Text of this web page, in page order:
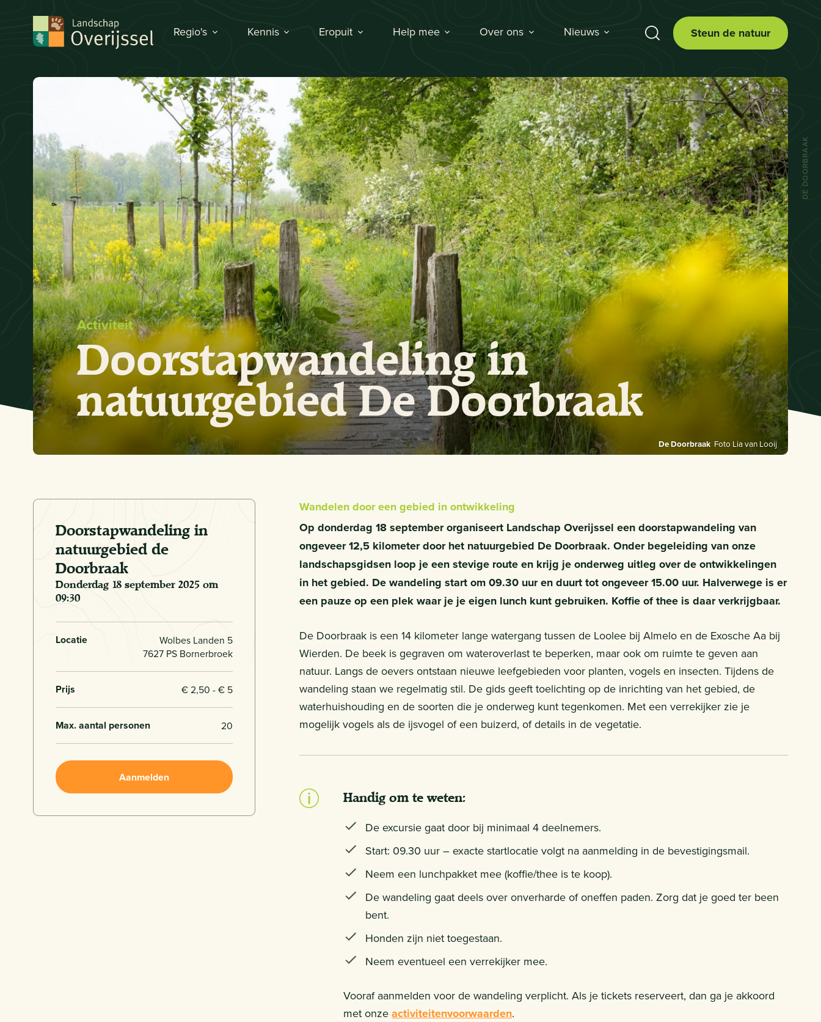
Regio's Kennis Eropuit Help mee Over ons Nieuws Steun de natuur
Activiteit
Doorstapwandeling in
natuurgebied De Doorbraak
De Doorbraak Foto Lia van Looij
DE DOORBRAAK
Doorstapwandeling in
natuurgebied de
Doorbraak
donderdag 18 september 2025 om
09:30
Locatie
Wolbes Landen 5
7627 PS Bornerbroek
Prijs € 2,50 - € 5
Max. aantal personen 20
Aanmelden
Wandelen door een gebied in ontwikkeling
Op donderdag 18 september organiseert Landschap Overijssel een doorstapwandeling van
ongeveer 12,5 kilometer door het natuurgebied De Doorbraak. Onder begeleiding van onze
landschapsgidsen loop je een stevige route en krijg je onderweg uitleg over de ontwikkelingen
in het gebied. De wandeling start om 09.30 uur en duurt tot ongeveer 15.00 uur. Halverwege is er
een pauze op een plek waar je je eigen lunch kunt gebruiken. Koffie of thee is daar verkrijgbaar.
De Doorbraak is een 14 kilometer lange watergang tussen de Loolee bij Almelo en de Exosche Aa bij
Wierden. De beek is gegraven om wateroverlast te beperken, maar ook om ruimte te geven aan
natuur. Langs de oevers ontstaan nieuwe leefgebieden voor planten, vogels en insecten. Tijdens de
wandeling staan we regelmatig stil. De gids geeft toelichting op de inrichting van het gebied, de
waterhuishouding en de soorten die je onderweg kunt tegenkomen. Met een verrekijker zie je
mogelijk vogels als de ijsvogel of een buizerd, of details in de vegetatie.
Handig om te weten:
De excursie gaat door bij minimaal 4 deelnemers.
Start: 09.30 uur – exacte startlocatie volgt na aanmelding in de bevestigingsmail.
Neem een lunchpakket mee (koffie/thee is te koop).
De wandeling gaat deels over onverharde of oneffen paden. Zorg dat je goed ter been
bent.
Honden zijn niet toegestaan.
Neem eventueel een verrekijker mee.
Vooraf aanmelden voor de wandeling verplicht. Als je tickets reserveert, dan ga je akkoord
met onze activiteitenvoorwaarden.